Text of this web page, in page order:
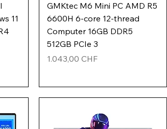
11
GMKtec M6 Mini PC AMD R5
6600H 6-core 12-thread
Computer 16GB DDR5
512GB PCIe 3
Preis
1.043,00 CHF